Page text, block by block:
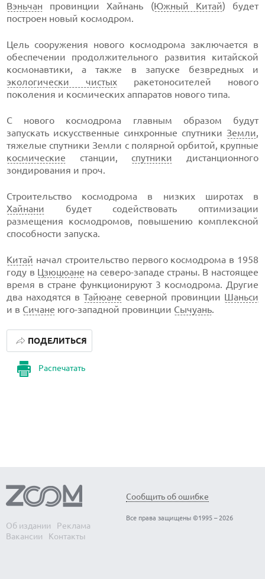
Вэньчан провинции Хайнань (Южный Китай) будет
построен новый космодром.
Цель сооружения нового космодрома заключается в
обеспечении продолжительного развития китайской
космонавтики, а также в запуске безвредных и
экологически чистых ракетоносителей нового
поколения и космических аппаратов нового типа.
С нового космодрома главным образом будут
запускать искусственные синхронные спутники Земли,
тяжелые спутники Земли с полярной орбитой, крупные
космические станции, спутники дистанционного
зондирования и проч.
Строительство космодрома в низких широтах в
Хайнани будет содействовать оптимизации
размещения космодромов, повышению комплексной
способности запуска.
Китай начал строительство первого космодрома в 1958
году в Цзюцюане на северо-западе страны. В настоящее
время в стране функционируют 3 космодрома. Другие
два находятся в Тайюане северной провинции Шаньси
и в Сичане юго-западной провинции Сычуань.
Распечатать
ПОДЕЛИТЬСЯ
Об издании
Реклама
Вакансии
Контакты
Сообщить об ошибке
Все права защищены ©1995 – 2026